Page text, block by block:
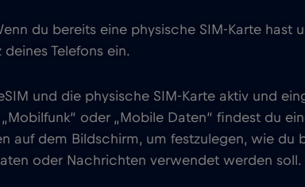
du bereits eine physische SIM-Karte hast
Telefons ein.
und die physische SIM-Karte aktiv und
oder „Mobile Daten“ findest du
auf dem Bildschirm, um festzulegen, wie du
oder Nachrichten verwendet werden soll.